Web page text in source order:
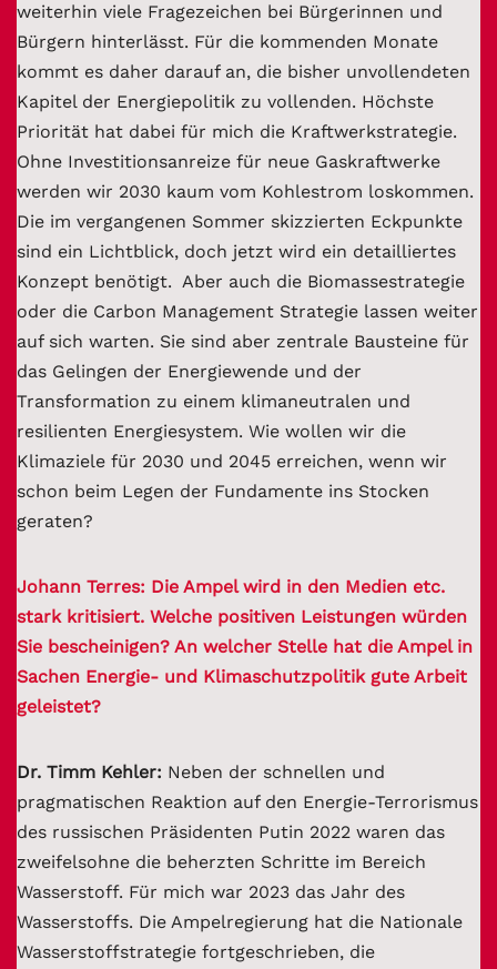
weiterhin viele Fragezeichen bei Bürgerinnen und
Bürgern hinterlässt. Für die kommenden Monate
kommt es daher darauf an, die bisher unvollendeten
Kapitel der Energiepolitik zu vollenden. Höchste
Priorität hat dabei für mich die Kraftwerkstrategie.
Ohne Investitionsanreize für neue Gaskraftwerke
werden wir 2030 kaum vom Kohlestrom loskommen.
Die im vergangenen Sommer skizzierten Eckpunkte
sind ein Lichtblick, doch jetzt wird ein detailliertes
Konzept benötigt. Aber auch die Biomassestrategie
oder die Carbon Management Strategie lassen weiter
auf sich warten. Sie sind aber zentrale Bausteine für
das Gelingen der Energiewende und der
Transformation zu einem klimaneutralen und
resilienten Energiesystem. Wie wollen wir die
Klimaziele für 2030 und 2045 erreichen, wenn wir
schon beim Legen der Fundamente ins Stocken
geraten?
Johann Terres: Die Ampel wird in den Medien etc.
stark kritisiert. Welche positiven Leistungen würden
Sie bescheinigen? An welcher Stelle hat die Ampel in
Sachen Energie- und Klimaschutzpolitik gute Arbeit
geleistet?
Dr. Timm Kehler: Neben der schnellen und
pragmatischen Reaktion auf den Energie-Terrorismus
des russischen Präsidenten Putin 2022 waren das
zweifelsohne die beherzten Schritte im Bereich
Wasserstoff. Für mich war 2023 das Jahr des
Wasserstoffs. Die Ampelregierung hat die Nationale
Wasserstoffstrategie fortgeschrieben, die